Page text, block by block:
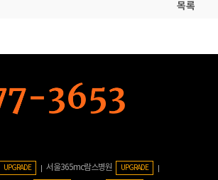
목록
UPGRADE 서울365mc람스병원 UPGRADE